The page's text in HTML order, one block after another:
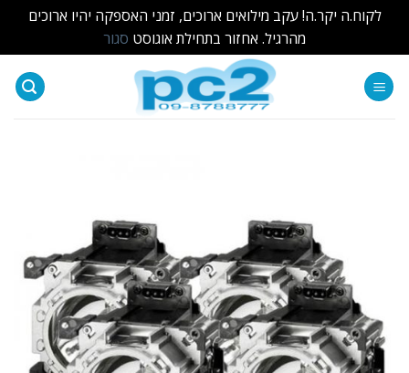
לקוח.ה יקר.ה! עקב מילואים ארוכים, זמני האספקה יהיו ארוכים
מהרגיל. אחזור בתחילת אוגוסט סגור